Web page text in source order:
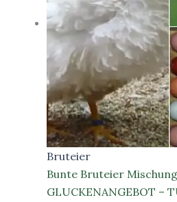
Bruteier
Bunte Bruteier
GLUCKENANGEBOT –